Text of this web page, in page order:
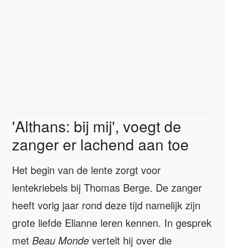
'Althans: bij mij', voegt de
zanger er lachend aan toe
Het begin van de lente zorgt voor
lentekriebels bij Thomas Berge. De zanger
heeft vorig jaar rond deze tijd namelijk zijn
grote liefde Elianne leren kennen. In gesprek
met Beau Monde vertelt hij over die